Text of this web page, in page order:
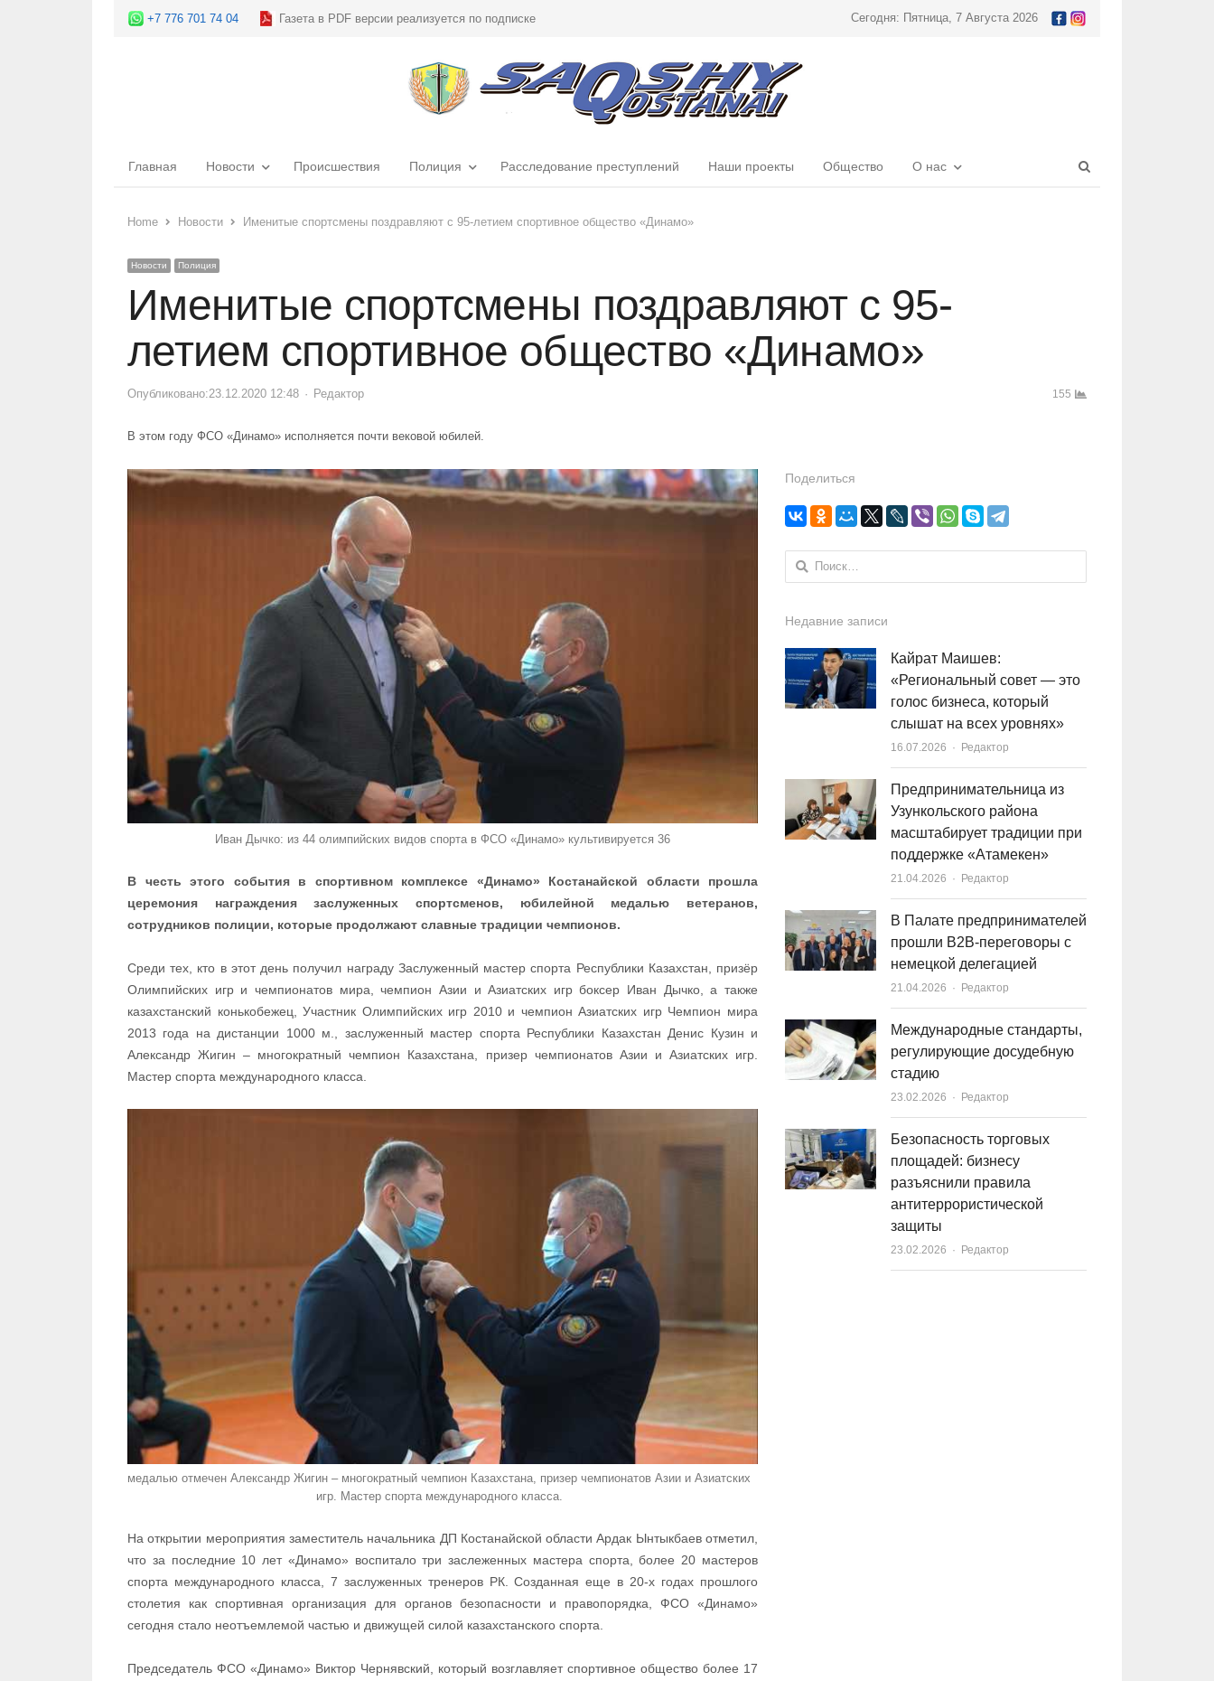
+7 776 701 74 04 Газета в PDF версии реализуется по подписке Сегодня: Пятница, 7 Августа 2026
Главная Новости Происшествия Полиция Расследование преступлений Наши проекты Общество О нас
Home
Новости Именитые спортсмены поздравляют с 95-летием спортивное общество «Динамо»
Новости Полиция
Именитые спортсмены поздравляют с 95-
летием спортивное общество «Динамо»
Опубликовано:23.12.2020 12:48 Author
Редактор 155
В этом году ФСО «Динамо» исполняется почти вековой юбилей.
Иван Дычко: из 44 олимпийских видов спорта в ФСО «Динамо» культивируется 36
В честь этого события в спортивном комплексе «Динамо» Костанайской области прошла
церемония награждения заслуженных спортсменов, юбилейной медалью ветеранов,
сотрудников полиции, которые продолжают славные традиции чемпионов.
Среди тех, кто в этот день получил награду Заслуженный мастер спорта Республики Казахстан, призёр
Олимпийских игр и чемпионатов мира, чемпион Азии и Азиатских игр боксер Иван Дычко, а также
казахстанский конькобежец, Участник Олимпийских игр 2010 и чемпион Азиатских игр Чемпион мира
2013 года на дистанции 1000 м., заслуженный мастер спорта Республики Казахстан Денис Кузин и
Александр Жигин – многократный чемпион Казахстана, призер чемпионатов Азии и Азиатских игр.
Мастер спорта международного класса.
медалью отмечен Александр Жигин – многократный чемпион Казахстана, призер чемпионатов Азии и Азиатских
игр. Мастер спорта международного класса.
На открытии мероприятия заместитель начальника ДП Костанайской области Ардак Ынтыкбаев отметил,
что за последние 10 лет «Динамо» воспитало три заслеженных мастера спорта, более 20 мастеров
спорта международного класса, 7 заслуженных тренеров РК. Созданная еще в 20-х годах прошлого
столетия как спортивная организация для органов безопасности и правопорядка, ФСО «Динамо»
сегодня стало неотъемлемой частью и движущей силой казахстанского спорта.
Председатель ФСО «Динамо» Виктор Чернявский, который возглавляет спортивное общество более 17
Поделиться
Найти:
Недавние записи
Кайрат Маишев:
«Региональный совет — это
голос бизнеса, который
слышат на всех уровнях»
16.07.2026 Author
Редактор
Предпринимательница из
Узункольского района
масштабирует традиции при
поддержке «Атамекен»
21.04.2026 Author
Редактор
В Палате предпринимателей
прошли B2B-переговоры с
немецкой делегацией
21.04.2026 Author
Редактор
Международные стандарты,
регулирующие досудебную
стадию
23.02.2026 Author
Редактор
Безопасность торговых
площадей: бизнесу
разъяснили правила
антитеррористической
защиты
23.02.2026 Author
Редактор